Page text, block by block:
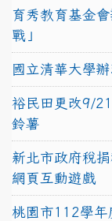
育秀教育基金
戰」
國立清華大學
裕民田更改9/
鈴薯
新北市政府稅
網頁互動遊戲
桃園市112學年